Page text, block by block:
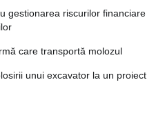
gestionarea riscurilor financiare
care transportă molozul
unui excavator la un proiect